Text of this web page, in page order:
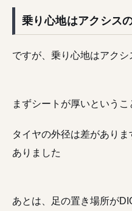
乗り心地はアクシス
ですが、乗り心地はアクシ
まずシートが厚いというこ
タイヤの外径は差があり
ありました
あとは、足の置き場所が